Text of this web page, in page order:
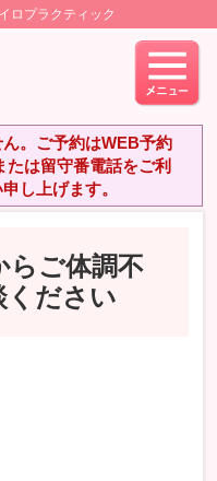
ロプラクティック
。ご予約はWEB予約
は留守番電話をご利
し上げます。
らご体調不
ください